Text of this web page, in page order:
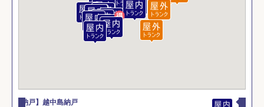
◆ハローストレージ日本橋水天宮前